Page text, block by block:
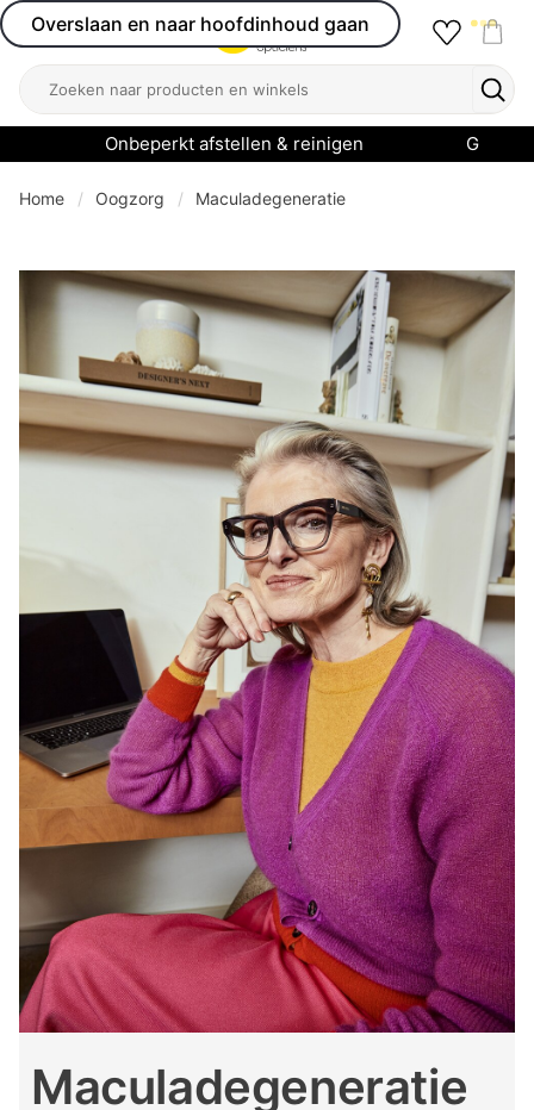
Overslaan en naar hoofdinhoud gaan
Open menu
Zoeken
Onbeperkt afstellen & reinigen
Home Oogzorg Maculadegeneratie
Maculadegeneratie